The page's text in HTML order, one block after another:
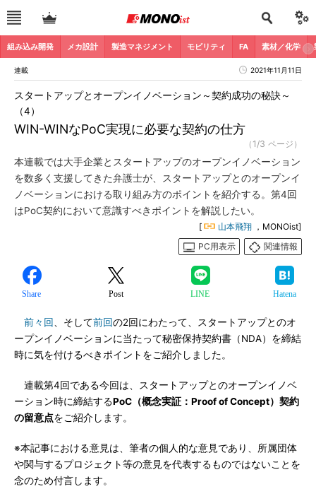
組み込み開発 メカ設計 製造マネジメント モビリティ FA 素材／化学
連載 2021年11月11日
WIN-WINなPoC実現に必要な契約の仕方
スタートアップとオープンイノベーション～契約成功の秘訣～
（4）
（1/3 ページ）
本連載では大手企業とスタートアップのオープンイノベーション
を数多く支援してきた弁護士が、スタートアップとのオープンイ
ノベーションにおける取り組み方のポイントを紹介する。第4回
はPoC契約において意識すべきポイントを解説したい。
[ 山本飛翔 ，MONOist]
PC用表示
関連情報
Share Post LINE Hatena
前々回 、そして前回の2回にわたって、スタートアップとのオ
ープンイノベーションに当たって秘密保持契約書（NDA）を締結
時に気を付けるべきポイントをご紹介しました。
連載第4回である今回は、スタートアップとのオープンイノベ
ーション時に締結するPoC（概念実証：Proof of Concept）契約
の留意点をご紹介します。
※本記事における意見は、筆者の個人的な意見であり、所属団体
や関与するプロジェクト等の意見を代表するものではないことを
念のため付言します。